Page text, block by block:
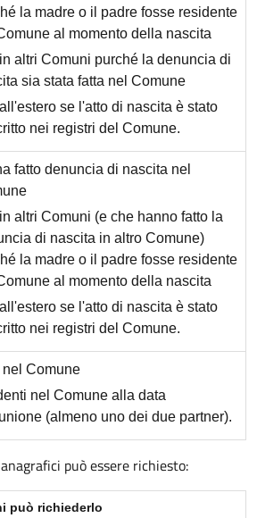
la madre o il padre fosse residente
al momento della nascita
altri Comuni purché la denuncia di
sia stata fatta nel Comune
se l'atto di nascita è stato
nei registri del Comune.
fatto denuncia di nascita nel
altri Comuni (e che hanno fatto la
di nascita in altro Comune)
la madre o il padre fosse residente
al momento della nascita
se l'atto di nascita è stato
nei registri del Comune.
nel Comune
nel Comune alla data
(almeno uno dei due partner).
può essere richiesto:
può richiederlo